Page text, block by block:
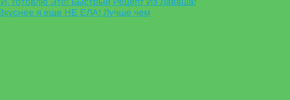
я еще НЕ ЕЛА! Лучше чем